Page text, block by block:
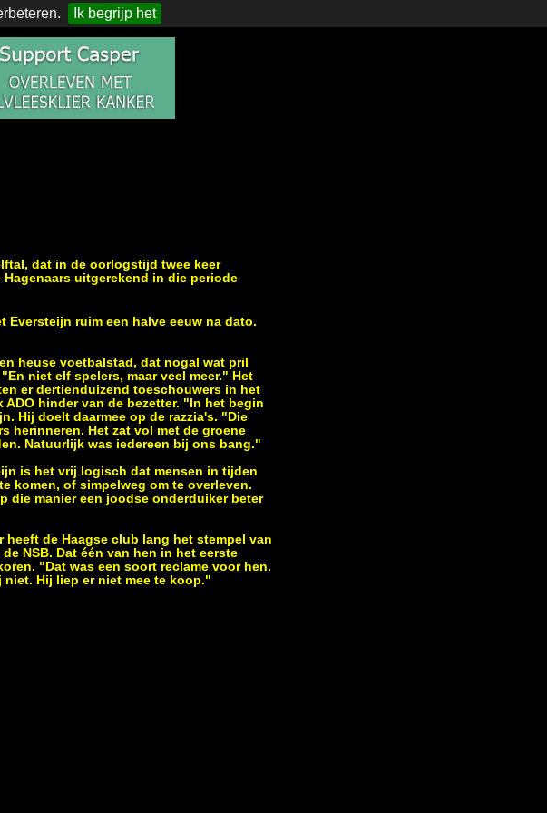
Ik begrijp het
dat in de oorlogstijd twee keer
uitgerekend in die periode
ruim een halve eeuw na dato.
heuse voetbalstad, dat nogal wat pril
niet elf spelers, maar veel meer." Het
er dertienduizend toeschouwers in het
hinder van de bezetter. "In het begin
Hij doelt daarmee op de razzia's. "Die
herinneren. Het zat vol met de groene
Natuurlijk was iedereen bij ons bang."
is het vrij logisch dat mensen in tijden
komen, of simpelweg om te overleven.
die manier een joodse onderduiker beter
heeft de Haagse club lang het stempel van
NSB. Dat één van hen in het eerste
"Dat was een soort reclame voor hen.
Hij liep er niet mee te koop."